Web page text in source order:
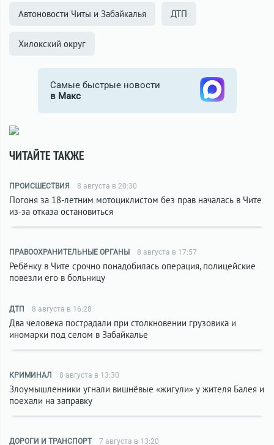
Автоновости Читы и Забайкалья ДТП
Хилокский округ
Самые быстрые новости
в Макс
ЧИТАЙТЕ ТАКЖЕ
ПРОИСШЕСТВИЯ 8 августа в 20:30
Погоня за 18-летним мотоциклистом без прав началась в Чите
из-за отказа остановиться
ПРАВООХРАНИТЕЛЬНЫЕ ОРГАНЫ 8 августа в 17:57
Ребёнку в Чите срочно понадобилась операция, полицейские
повезли его в больницу
ДТП 8 августа в 16:28
Два человека пострадали при столкновении грузовика и
иномарки под селом в Забайкалье
КРИМИНАЛ 8 августа в 13:30
Злоумышленники угнали вишнёвые «жигули» у жителя Балея и
поехали на заправку
ДОРОГИ И ТРАНСПОРТ 7 августа в 13:20